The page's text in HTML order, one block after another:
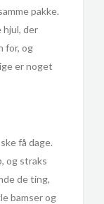
pakke.
hjul, der
for, og
er noget
få dage.
og straks
de ting,
bamser og